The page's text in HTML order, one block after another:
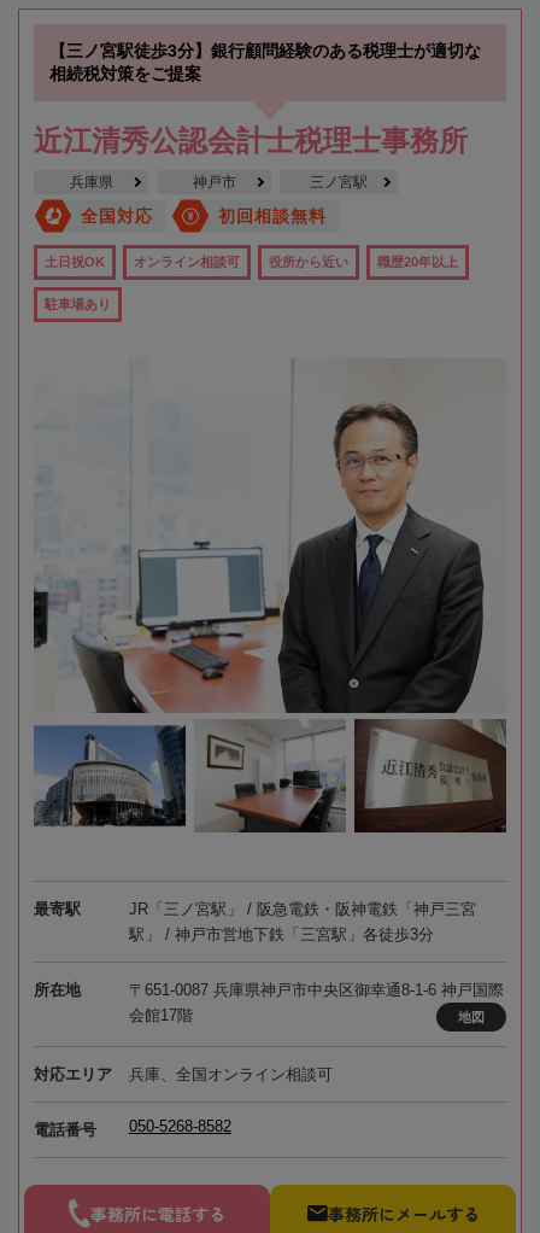
【三ノ宮駅徒歩3分】銀行顧問経験のある税理士が適切な
相続税対策をご提案
近江清秀公認会計士税理士事務所
兵庫県 神戸市 三ノ宮駅
全国対応 初回相談無料
土日祝OK オンライン相談可 役所から近い 職歴20年以上
駐車場あり
最寄駅
JR「三ノ宮駅」 / 阪急電鉄・阪神電鉄「神戸三宮
駅」 / 神戸市営地下鉄「三宮駅」各徒歩3分
所在地
〒651-0087 兵庫県神戸市中央区御幸通8-1-6 神戸国際
会館17階
地図
対応エリア 兵庫、全国オンライン相談可
電話番号 050-5268-8582
事務所に電話する 事務所にメールする